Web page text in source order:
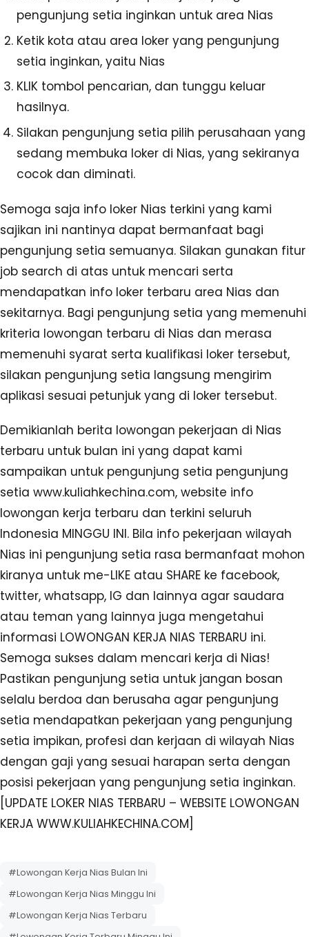
pengunjung setia inginkan untuk area Nias
Ketik kota atau area loker yang pengunjung
setia inginkan, yaitu Nias
KLIK tombol pencarian, dan tunggu keluar
hasilnya.
Silakan pengunjung setia pilih perusahaan yang
sedang membuka loker di Nias, yang sekiranya
cocok dan diminati.
Semoga saja info loker Nias terkini yang kami
sajikan ini nantinya dapat bermanfaat bagi
pengunjung setia semuanya. Silakan gunakan fitur
job search di atas untuk mencari serta
mendapatkan info loker terbaru area Nias dan
sekitarnya. Bagi pengunjung setia yang memenuhi
kriteria lowongan terbaru di Nias dan merasa
memenuhi syarat serta kualifikasi loker tersebut,
silakan pengunjung setia langsung mengirim
aplikasi sesuai petunjuk yang di loker tersebut.
Demikianlah berita lowongan pekerjaan di Nias
terbaru untuk bulan ini yang dapat kami
sampaikan untuk pengunjung setia pengunjung
setia www.kuliahkechina.com, website info
lowongan kerja terbaru dan terkini seluruh
Indonesia MINGGU INI. Bila info pekerjaan wilayah
Nias ini pengunjung setia rasa bermanfaat mohon
kiranya untuk me-LIKE atau SHARE ke facebook,
twitter, whatsapp, IG dan lainnya agar saudara
atau teman yang lainnya juga mengetahui
informasi LOWONGAN KERJA NIAS TERBARU ini.
Semoga sukses dalam mencari kerja di Nias!
Pastikan pengunjung setia untuk jangan bosan
selalu berdoa dan berusaha agar pengunjung
setia mendapatkan pekerjaan yang pengunjung
setia impikan, profesi dan kerjaan di wilayah Nias
dengan gaji yang sesuai harapan serta dengan
posisi pekerjaan yang pengunjung setia inginkan.
[UPDATE LOKER NIAS TERBARU – WEBSITE LOWONGAN
KERJA WWW.KULIAHKECHINA.COM]
#Lowongan Kerja Nias Bulan Ini
#Lowongan Kerja Nias Minggu Ini
#Lowongan Kerja Nias Terbaru